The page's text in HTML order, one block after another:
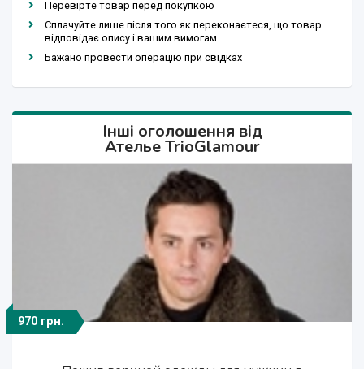
Перевірте товар перед покупкою
Сплачуйте лише після того як переконаєтеся, що товар
відповідає опису і вашим вимогам
Бажано провести операцію при свідках
Інші оголошення від
Ателье TrioGlamour
890 грн.
680 грн.
2 900 грн.
970 грн. 1 299 грн.
900 грн.
870 грн.
890 грн.
2 900 грн.
890 грн.
680 грн.